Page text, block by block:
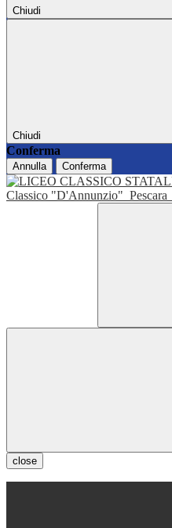
Chiudi
Chiudi
Conferma
Annulla Conferma
Classico "D'Annunzio" Pescara
close